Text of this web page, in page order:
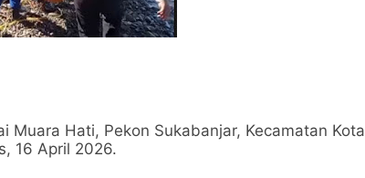
Hati, Pekon Sukabanjar, Kecamatan Kota
16 April 2026.